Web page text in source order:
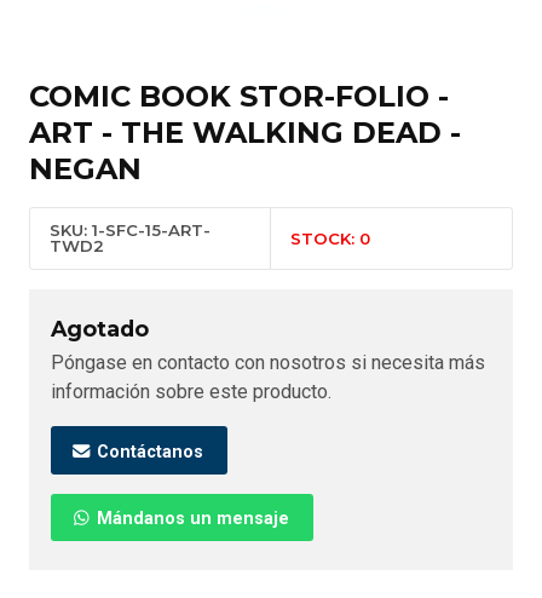
COMIC BOOK STOR-FOLIO -
ART - THE WALKING DEAD -
NEGAN
SKU: 1-SFC-15-ART-
TWD2
STOCK: 0
Agotado
Póngase en contacto con nosotros si necesita más
información sobre este producto.
Contáctanos
Mándanos un mensaje